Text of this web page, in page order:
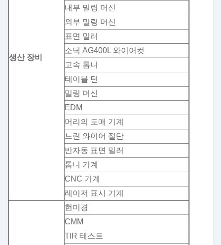
생산 장비
내부 밀링 머신
외부 밀링 머신
표면 밀러
소딕 AG400L 와이어컷
고속 톱니
테이블 턴
밀링 머신
EDM
머리의 도매 기계
느린 와이어 절단
반자동 표면 밀러
톱니 기계
CNC 기계
레이저 표시 기계
현미경
CMM
TIR 테스트